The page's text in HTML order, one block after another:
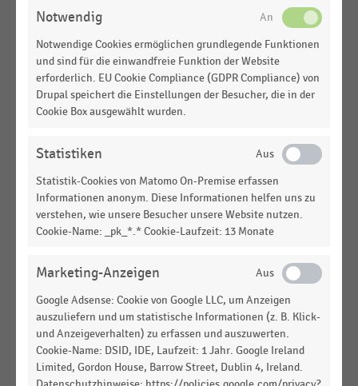
der Edeka-Gruppe in Deutschland (2010-2025)
INTERNATIONALER HANDEL|STATISTIK
Gesamtverkaufsfläche der Standorte der Globus-
Gruppe nach Unternehmensbereichen
(2008/2009-2024/2025)
Gesamtverkaufsfläche der Standorte der Globus-
LEBENSMITTELHANDEL|STATISTIK
Gesamtverkaufsfläche der Vertriebsstandorte der
Migros in der Schweiz (2015-2025)
LEBENSMITTELHANDEL
Verkaufsfläche der Vertriebsstandorte der Migros-
Gruppe in der Schweiz (2015-2025)
TEXTILIEN UND BEKLEIDUNG|STATISTIK
Anzahl der Stores des Wäsche- und
Bekleidungsunternehmens Calida Handels GmbH
Notwendig
Notwendige Cookies ermöglichen grundlegende Funktionen
und sind für die einwandfreie Funktion der Website
erforderlich. EU Cookie Compliance (GDPR Compliance) von
Drupal speichert die Einstellungen der Besucher, die in der
Cookie Box ausgewählt wurden.
Statistiken
Statistik-Cookies von Matomo On-Premise erfassen
Informationen anonym. Diese Informationen helfen uns zu
verstehen, wie unsere Besucher unsere Website nutzen.
Cookie-Name: _pk_*.* Cookie-Laufzeit: 13 Monate
Marketing-Anzeigen
Google Adsense: Cookie von Google LLC, um Anzeigen
auszuliefern und um statistische Informationen (z. B. Klick-
und Anzeigeverhalten) zu erfassen und auszuwerten.
Cookie-Name: DSID, IDE, Laufzeit: 1 Jahr. Google Ireland
Limited, Gordon House, Barrow Street, Dublin 4, Ireland.